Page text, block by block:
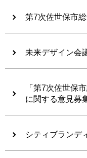
第7次佐世保市
未来デザイン会
「第7次佐世保
に関する意見募
シティブランデ